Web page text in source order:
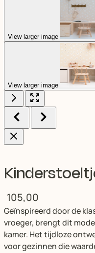
View larger image
View larger image
105,00
Geïnspireerd door de
vroeger, brengt dit
kamer. Het tijdloze
voor gezinnen die